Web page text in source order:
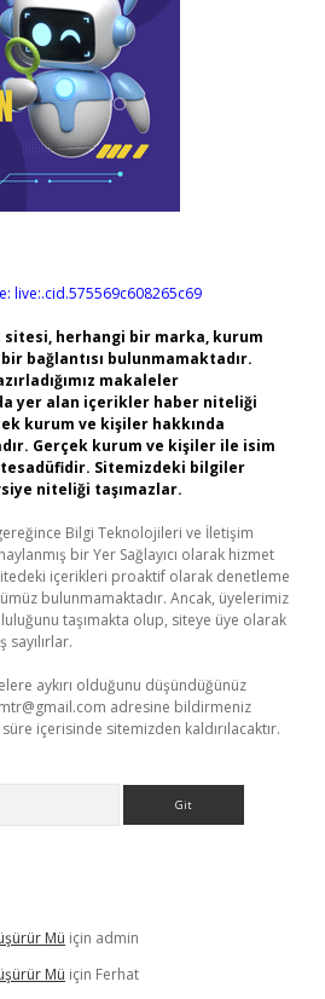
live:.cid.575569c608265c69
herhangi bir marka, kurum
bağlantısı bulunmamaktadır.
makaleler
yer alan içerikler haber niteliği
kurum ve kişiler hakkında
Gerçek kurum ve kişiler ile isim
Sitemizdeki bilgiler
niteliği taşımazlar.
Bilgi Teknolojileri ve İletişim
bir Yer Sağlayıcı olarak hizmet
içerikleri proaktif olarak denetleme
bulunmamaktadır. Ancak, üyelerimiz
taşımakta olup, siteye üye olarak
aykırı olduğunu düşündüğünüz
adresine bildirmeniz
içerisinde sitemizden kaldırılacaktır.
Mü için admin
Mü için Ferhat